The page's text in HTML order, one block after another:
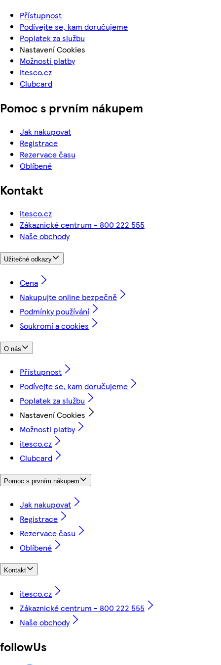
Přístupnost
Podívejte se, kam doručujeme
Poplatek za službu
Nastavení Cookies
Možnosti platby
itesco.cz
Clubcard
Pomoc s prvním nákupem
Jak nakupovat
Registrace
Rezervace času
Oblíbené
Kontakt
itesco.cz
Zákaznické centrum - 800 222 555
Naše obchody
Užitečné odkazy
Cena
Nakupujte online bezpečně
Podmínky používání
Soukromí a cookies
O nás
Přístupnost
Podívejte se, kam doručujeme
Poplatek za službu
Nastavení Cookies
Možnosti platby
itesco.cz
Clubcard
Pomoc s prvním nákupem
Jak nakupovat
Registrace
Rezervace času
Oblíbené
Kontakt
itesco.cz
Zákaznické centrum - 800 222 555
Naše obchody
followUs